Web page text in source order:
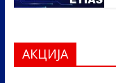
АКЦИЈА